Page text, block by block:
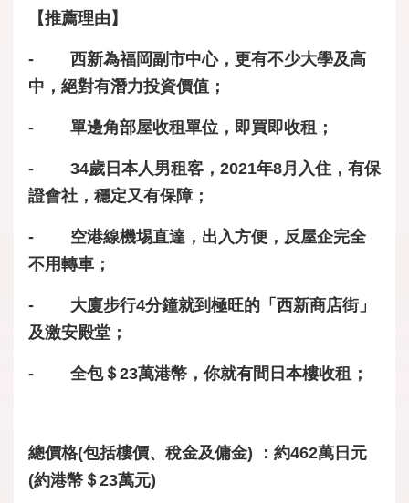
【推薦理由】
- 西新為福岡副市中心，更有不少大學及高
中，絕對有潛力投資價值；
- 單邊角部屋收租單位，即買即收租；
- 34歲日本人男租客，2021年8月入住，有保
證會社，穩定又有保障；
- 空港線機埸直達，出入方便，反屋企完全
不用轉車；
- 大廈步行4分鐘就到極旺的「西新商店街」
及激安殿堂；
- 全包＄23萬港幣，你就有間日本樓收租；
總價格(包括樓價、稅金及傭金) ：約462萬日元
(約港幣＄23萬元)